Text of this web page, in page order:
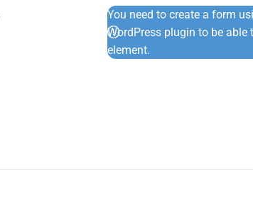
You need to create a form
WordPress plugin to be
element.